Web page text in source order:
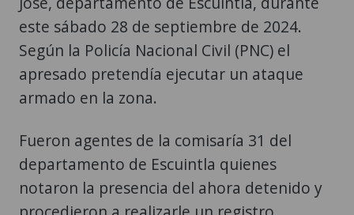
este sábado 28 de septiembre de 2024.
Según la Policía Nacional Civil (PNC) el
apresado pretendía ejecutar un ataque
armado en la zona.
Fueron agentes de la comisaría 31 del
departamento de Escuintla quienes
notaron la presencia del ahora detenido y